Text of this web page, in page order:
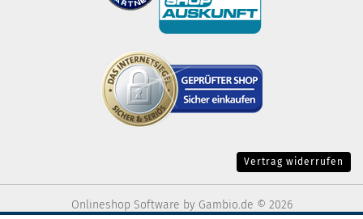
Vertrag widerrufen
Onlineshop Software by Gambio.de © 2026